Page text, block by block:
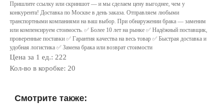
Пришлите ссылку или скриншот — и мы сделаем цену выгоднее, чем у
конкурента! Доставка по Москве в день заказа. Отправляем любыми
транспортными компаниями на ваш выбор. При обнаружении брака — заменим
или компенсируем стоимость. ✅ Более 10 лет на рынке ✅ Надёжный поставщик,
проверенные поставки ✅ Гарантия качества на весь товар ✅ Быстрая доставка и
удобная логистика ✅ Замена брака или возврат стоимости
Цена за 1 ед.: 222
Кол-во в коробке: 20
Смотрите также: